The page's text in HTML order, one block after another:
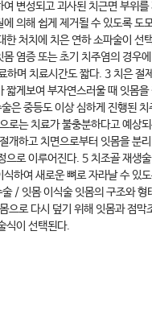
변성되고 괴사된 치근면 부위
의해 쉽게 제거될 수 있도록 도
처치에 치은 연하 소파술이 선
염증 또는 초기 치주염의 경우
며 치료시간도 짧다. 3 치은 절
짧게보여 부자연스러울 때 잇몸
은 중등도 이상 심하게 진행된
로는 치료가 불충분하다고 예상
개하고 치면으로부터 잇몸을 분
으로 이루어진다. 5 치조골 재생
하여 새로운 뼈로 자라날 수 있
/ 잇몸 이식술 잇몸의 구조와
으로 다시 덮기 위해 잇몸과 점
식이 선택된다.